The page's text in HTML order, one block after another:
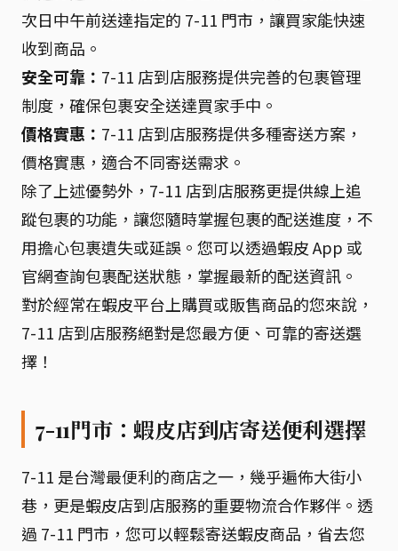
次日中午前送達指定的 7-11 門市，讓買家能快速
收到商品。
安全可靠： 7-11 店到店服務提供完善的包裹管理
制度，確保包裹安全送達買家手中。
價格實惠： 7-11 店到店服務提供多種寄送方案，
價格實惠，適合不同寄送需求。
除了上述優勢外，7-11 店到店服務更提供線上追
蹤包裹的功能，讓您隨時掌握包裹的配送進度，不
用擔心包裹遺失或延誤。您可以透過蝦皮 App 或
官網查詢包裹配送狀態，掌握最新的配送資訊。
對於經常在蝦皮平台上購買或販售商品的您來說，
7-11 店到店服務絕對是您最方便、可靠的寄送選
擇！
7-11門市：蝦皮店到店寄送便利選擇
7-11 是台灣最便利的商店之一，幾乎遍佈大街小
巷，更是蝦皮店到店服務的重要物流合作夥伴。透
過 7-11 門市，您可以輕鬆寄送蝦皮商品，省去您